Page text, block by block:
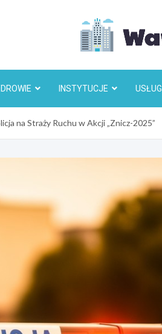
INSTYTUCJE USŁUGI
na Straży Ruchu w Akcji „Znicz-2025”